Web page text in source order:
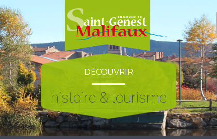
Skip
to
content
DÉCOUVRIR
histoire & tourisme